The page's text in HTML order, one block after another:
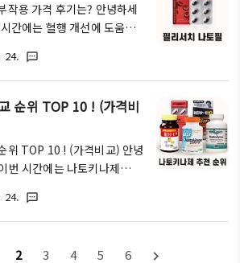
. ※해당 정보는 순수 정보성
이란? 가장 먼저 '침향'이란,
를 치유하기 위해 생성하는
향으로 불리우며, 현재는 베
열대지..
작용 가격 후기는? 안녕하세
간에는 혈행 개선에 도움을
라는 영양제에 대해서 자세
보려 합니다. 또한 옵티머스
'필리서치(Fillresearch)'라
보는 시간을 갖도록 할 테
보성 목적의 글입니다. 나토
, 영양사, 연구원 등의 전문가
건강기능식품 브랜드에서
알려져 있..
24. textsms
순위 TOP 10 ! (가격비
위 TOP 10 ! (가격비교) 안녕
번 시간에는 나토키나제
해보는 방법에 대해서 자세
보려 합니다. 추가로 나토키
24. textsms
2 3 4 5 6 navigate_next